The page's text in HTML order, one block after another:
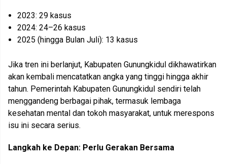
2023: 29 kasus
2024: 24–26 kasus
2025 (hingga Bulan Juli): 13 kasus
Jika tren ini berlanjut, Kabupaten Gunungkidul dikhawatirkan
akan kembali mencatatkan angka yang tinggi hingga akhir
tahun. Pemerintah Kabupaten Gunungkidul sendiri telah
menggandeng berbagai pihak, termasuk lembaga
kesehatan mental dan tokoh masyarakat, untuk merespons
isu ini secara serius.
Langkah ke Depan: Perlu Gerakan Bersama